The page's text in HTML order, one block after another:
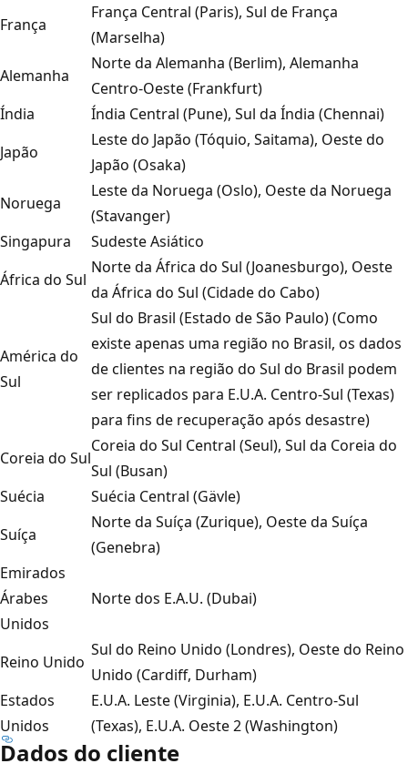
França
França Central (Paris), Sul de França
(Marselha)
Alemanha
Norte da Alemanha (Berlim), Alemanha
Centro-Oeste (Frankfurt)
Índia
Índia Central (Pune), Sul da Índia (Chennai)
Japão
Leste do Japão (Tóquio, Saitama), Oeste do
Japão (Osaka)
Noruega
Leste da Noruega (Oslo), Oeste da Noruega
(Stavanger)
Singapura
Sudeste Asiático
África do Sul
Norte da África do Sul (Joanesburgo), Oeste
da África do Sul (Cidade do Cabo)
América do
Sul
Sul do Brasil (Estado de São Paulo) (Como
existe apenas uma região no Brasil, os dados
de clientes na região do Sul do Brasil podem
ser replicados para E.U.A. Centro-Sul (Texas)
para fins de recuperação após desastre)
Coreia do Sul
Coreia do Sul Central (Seul), Sul da Coreia do
Sul (Busan)
Suécia
Suécia Central (Gävle)
Suíça
Norte da Suíça (Zurique), Oeste da Suíça
(Genebra)
Emirados
Árabes
Unidos
Norte dos E.A.U. (Dubai)
Reino Unido
Sul do Reino Unido (Londres), Oeste do Reino
Unido (Cardiff, Durham)
Estados
Unidos
E.U.A. Leste (Virginia), E.U.A. Centro-Sul
(Texas), E.U.A. Oeste 2 (Washington)
Dados do cliente